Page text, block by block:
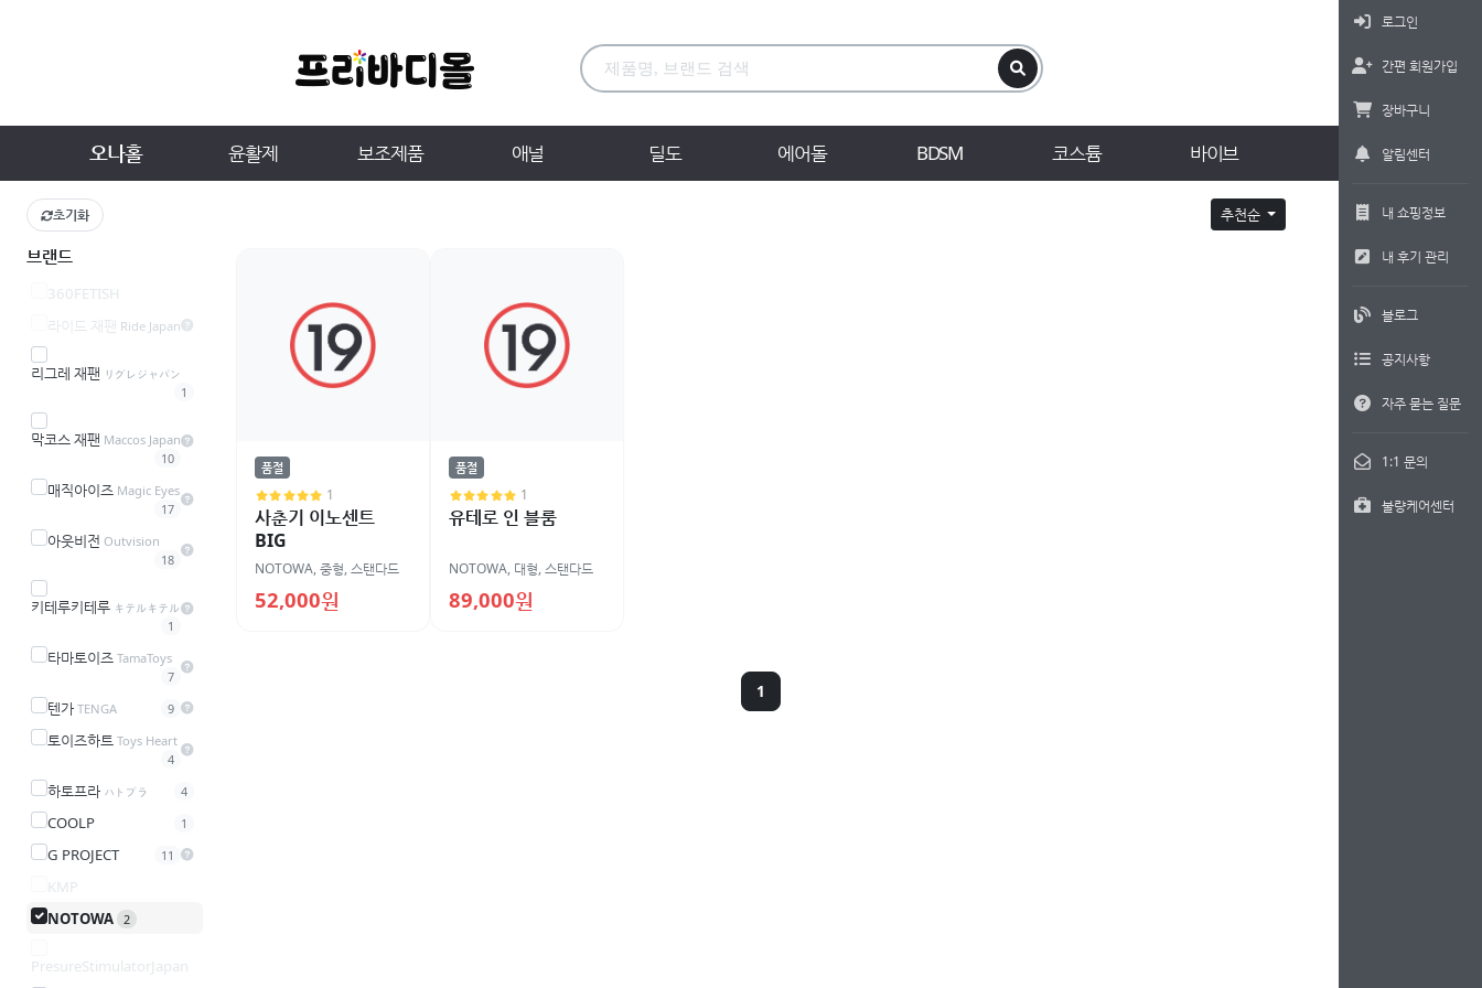
오나홀 윤활제 보조제품 애널 딜도 에어돌 BDSM 코스튬 바이브
로그인
간편 회원가입
장바구니
알림센터
내 쇼핑정보
내 후기 관리
블로그
공지사항
자주 묻는 질문
1:1 문의
불량케어센터
초기화
브랜드
360FETISH
라이드 재팬 Ride Japan
리그레 재팬 リグレジャパン
1
막코스 재팬 Maccos Japan
10
매직아이즈 Magic Eyes
17
아웃비전 Outvision
18
키테루키테루 キテルキテル
1
타마토이즈 TamaToys
7
텐가 TENGA 9
토이즈하트 Toys Heart
4
하토프라 ハトプラ 4
COOLP 1
G PROJECT 11
KMP
NOTOWA 2
PresureStimulatorJapan
추천순
품절
1
사춘기 이노센트
BIG
NOTOWA,중형,스탠다드
52,000원
품절
1
유테로 인 블룸
NOTOWA, 대형,스탠다드
89,000원
1